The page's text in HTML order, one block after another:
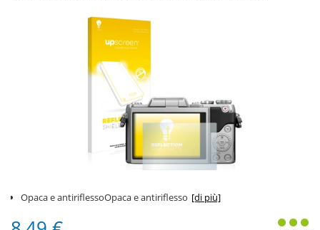
Opaca e antiriflessoOpaca e antiriflesso [di più]